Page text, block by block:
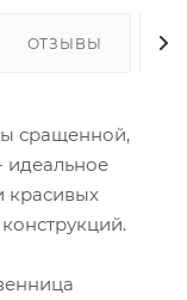
ОТЗЫВЫ
сращенной,
идеальное
красивых